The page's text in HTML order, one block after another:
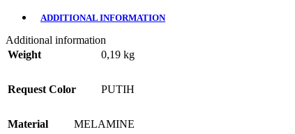
ADDITIONAL INFORMATION
Additional information
Weight
0,19 kg
Request Color PUTIH
Material MELAMINE